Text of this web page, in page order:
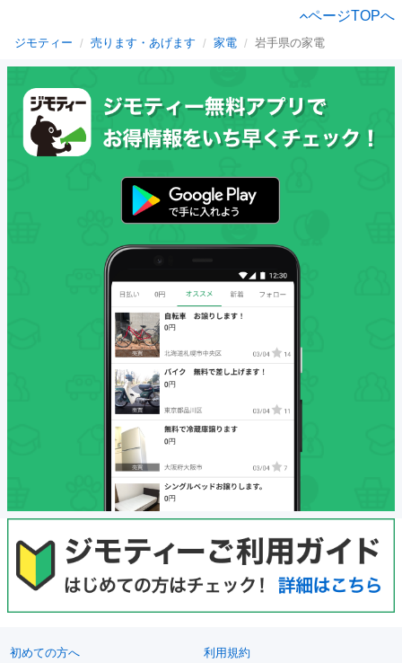
ページTOPへ
ジモティー 売ります・あげます 家電 岩手県の家電
初めての方へ 利用規約